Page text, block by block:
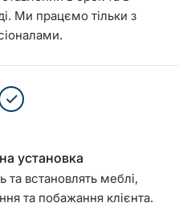
Ми працємо тільки з
установка
та встановлять меблі,
та побажання клієнта.